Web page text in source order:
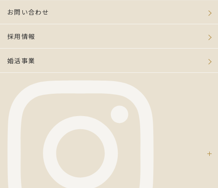
お問い合わせ
採用情報
婚活事業